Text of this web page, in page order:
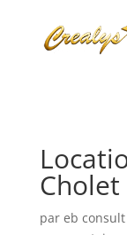
Cholet
par eb consult